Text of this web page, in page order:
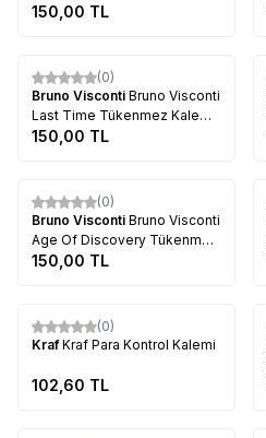
0.7mm 20-0293
150,00 TL
(0)
Bruno Visconti ​Bruno Visconti
Last Time Tükenmez Kalem
0.7mm 20-0293-14
150,00 TL
(0)
Bruno Visconti ​Bruno Visconti
Age Of Discovery Tükenmez
Kalem 0.7mm 20-0293-1
150,00 TL
(0)
KrafKraf Para Kontrol Kalemi
102,60 TL